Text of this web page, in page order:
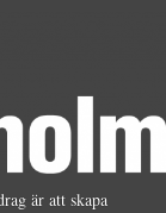
är att skapa